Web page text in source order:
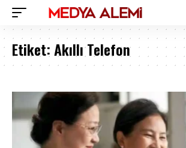
Etiket:Akıllı Telefon